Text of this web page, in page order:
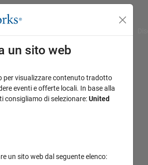
un sito web
per visualizzare contenuto tradotto
eventi e offerte locali. In base alla
consigliamo di selezionare:United
un sito web dal seguente elenco: